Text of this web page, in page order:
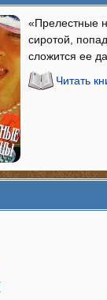
«Прелестные
сиротой,
сложится ее
Читать